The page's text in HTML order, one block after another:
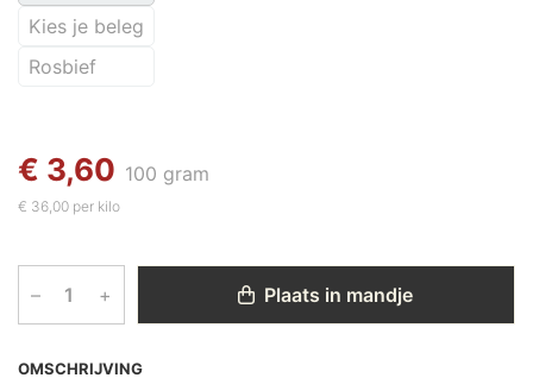
OMSCHRIJVING
Kies je beleg
Rosbief
€ 3,60 100 gram
€ 36,00 per kilo
– + Plaats in mandje